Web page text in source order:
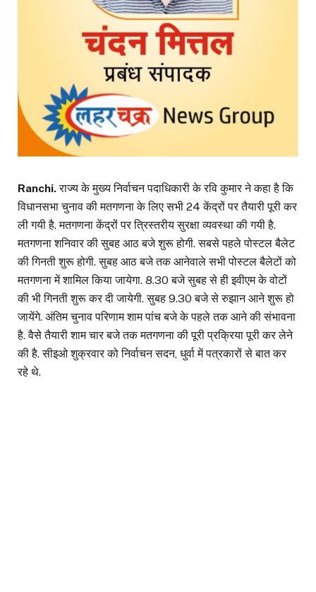
Ranchi.राज्य के मुख्य निर्वाचन पदाधिकारी के रवि कुमार ने कहा है कि
विधानसभा चुनाव की मतगणना के लिए सभी 24 केंद्रों पर तैयारी पूरी कर
ली गयी है. मतगणना केंद्रों पर त्रिस्तरीय सुरक्षा व्यवस्था की गयी है.
मतगणना शनिवार की सुबह आठ बजे शुरू होगी. सबसे पहले पोस्टल बैलेट
की गिनती शुरू होगी. सुबह आठ बजे तक आनेवाले सभी पोस्टल बैलेटों को
मतगणना में शामिल किया जायेगा. 8.30 बजे सुबह से ही इवीएम के वोटों
की भी गिनती शुरू कर दी जायेगी. सुबह 9.30 बजे से रुझान आने शुरू हो
जायेंगे. अंतिम चुनाव परिणाम शाम पांच बजे के पहले तक आने की संभावना
है. वैसे तैयारी शाम चार बजे तक मतगणना की पूरी प्रक्रिया पूरी कर लेने
की है. सीइओ शुक्रवार को निर्वाचन सदन, धुर्वा में पत्रकारों से बात कर
रहे थे.